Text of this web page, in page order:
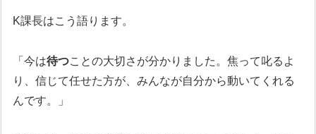
K課長はこう語ります。
「今は待つことの大切さが分かりました。焦って叱るよ
り、信じて任せた方が、みんなが自分から動いてくれる
んです。」